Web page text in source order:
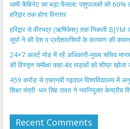
​धामी कैबिनेट का बड़ा फैसला: पशुपालकों को 60%
हरिद्वार तक होगा विस्तार
​हरिद्वार से वीरभद्र (ऋषिकेश) तक निकली BJYM
सूर्या ने की देश व प्रदेशवासियों के कल्याण की
24×7 अलर्ट मोड में रहें अधिकारी-मुख्य सचिव
की विस्तृत समीक्षा कहा-बंद सड़कों को शीघ्र खोला
459 करोड़ से एचएनबी गढ़वाल विश्वविद्यालय में
शिक्षा मंत्री धन सिंह रावत ने नवनियुक्त केन्द्रीय
Recent Comments